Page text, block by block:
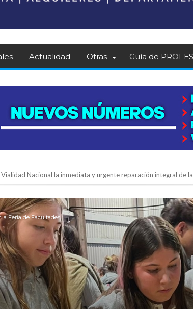
Actualidad Otras Guía de
jugará una nueva final en la Liga Deportiva del Sur
de la firmatense que se recibió de médica y se reencontró
de Básquet 3×3 Inclusivo
la empresa reformula sus anuncios a los trabajadores
del Juzgado de Faltas por presuntas irregularidades
del techo del galpón del ferrocarril
a una pareja de adultos mayores
la Feria de Facultades